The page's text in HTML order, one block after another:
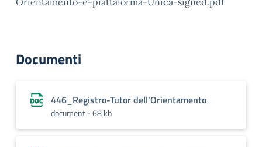
Documenti
446_Registro-Tutor dell’Orientamento
document - 68 kb